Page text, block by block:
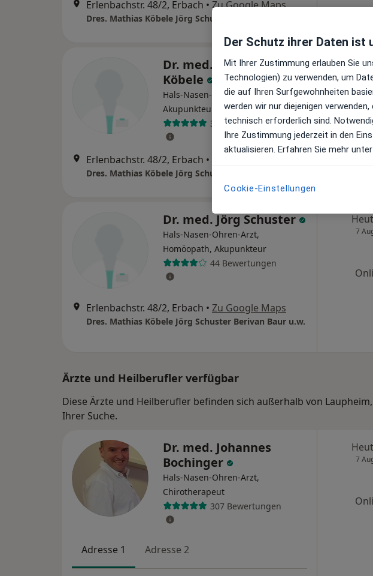
Erlenbachstr. 48/2, Erbach • Zu Google Maps
Dres. Mathias Köbele Jörg Schuster Berivan Baur u.w.
Dr. med. Mathias
Köbele
Hals-Nasen-Ohren-Arzt,
Akupunkteur
31 Bewertungen
Erlenbachstr. 48/2, Erbach •
Dres. Mathias Köbele Jörg Schuster Berivan Baur u.w.
7
Dr. med. Jörg Schuster
Hals-Nasen-Ohren-Arzt,
Homöopath, Akupunkteur
44 Bewertungen
Erlenbachstr. 48/2, Erbach • Zu Google Maps
Dres. Mathias Köbele Jörg Schuster Berivan Baur u.w.
7
Ärzte und Heilberufler verfügbar
Diese Ärzte und Heilberufler befinden sich außerhalb von
Ihrer Suche.
Dr. med. Johannes
Bochinger
Hals-Nasen-Ohren-Arzt,
Chirotherapeut
307 Bewertungen
Adresse 1 Adresse 2
7
Der Schutz ihrer Daten ist
Mit Ihrer Zustimmung erlauben Sie
Technologien) zu verwenden, um
die auf Ihren Surfgewohnheiten
werden wir nur diejenigen
technisch erforderlich sind.
Ihre Zustimmung jederzeit in den
aktualisieren. Erfahren Sie mehr unter
Cookie-Einstellungen